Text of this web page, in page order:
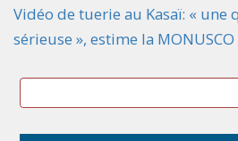
Vidéo de tuerie au Kasaï: « une
sérieuse », estime la MONUSCO